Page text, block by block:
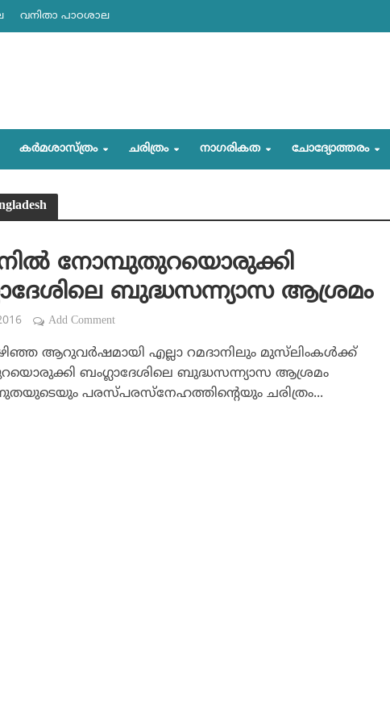
വനിതാ പാഠശാല
കര്‍മശാസ്ത്രം ചരിത്രം നാഗരികത ചോദ്യോത്തരം
നോമ്പുതുറയൊരുക്കി
ബുദ്ധസന്ന്യാസ ആശ്രമം
Add Comment
ആറുവര്‍ഷമായി എല്ലാ റമദാനിലും മുസ്‌ലിംകള്‍ക്ക്
ബംഗ്ലാദേശിലെ ബുദ്ധസന്ന്യാസ ആശ്രമം
പരസ്പരസ്‌നേഹത്തിന്റെയും ചരിത്രം...